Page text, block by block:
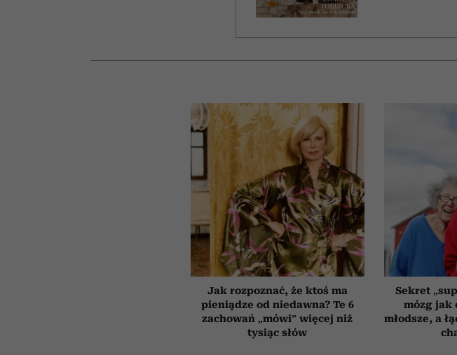
Jak rozpoznać, że ktoś ma
pieniądze od niedawna? Te 6
zachowań „mówi” więcej niż
tysiąc słów
Sekret
mózg jak
młodsze, a